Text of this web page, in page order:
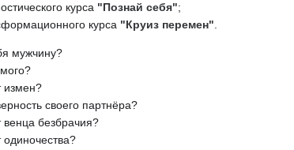
курса "Познай себя";
курса "Круиз перемен".
мужчину?
измен?
своего партнёра?
венца безбрачия?
одиночества?